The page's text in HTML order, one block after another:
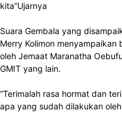
kita”Ujarnya
Suara Gembala yang
Merry Kolimon
oleh Jemaat Maranatha
GMIT yang lain.
“Terimalah rasa hormat dan
apa yang sudah dilakukan